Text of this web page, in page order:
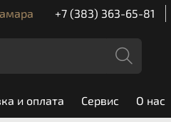
+7 (383) 363-65-81
и оплата Сервис О нас